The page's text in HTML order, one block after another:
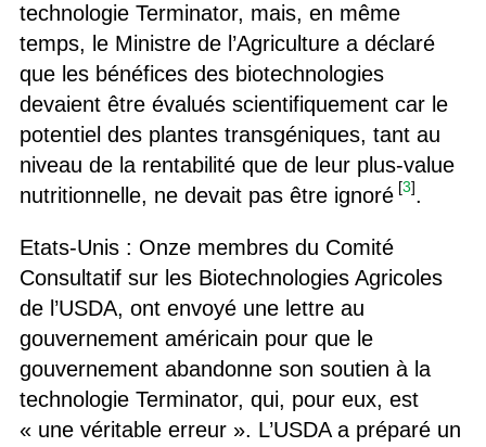
technologie Terminator, mais, en même
temps, le Ministre de l’Agriculture a déclaré
que les bénéfices des biotechnologies
devaient être évalués scientifiquement car le
potentiel des plantes transgéniques, tant au
niveau de la rentabilité que de leur plus-value
nutritionnelle, ne devait pas être ignoré [3].
Etats-Unis : Onze membres du Comité
Consultatif sur les Biotechnologies Agricoles
de l’USDA, ont envoyé une lettre au
gouvernement américain pour que le
gouvernement abandonne son soutien à la
technologie Terminator, qui, pour eux, est
« une véritable erreur ». L’USDA a préparé un